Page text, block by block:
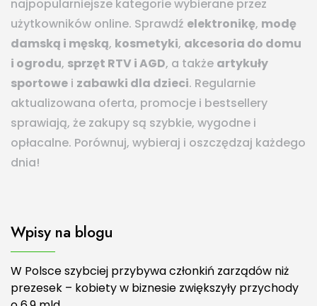
najpopularniejsze kategorie wybierane przez
użytkowników online. Sprawdź elektronikę, modę
damską i męską, kosmetyki, akcesoria do domu
i ogrodu, sprzęt RTV i AGD, a także artykuły
sportowe i zabawki dla dzieci. Regularnie
aktualizowana oferta, promocje i bestsellery
sprawiają, że zakupy są szybkie, wygodne i
opłacalne. Porównuj, wybieraj i oszczędzaj każdego
dnia!
Wpisy na blogu
W Polsce szybciej przybywa członkiń zarządów niż
prezesek – kobiety w biznesie zwiększyły przychody